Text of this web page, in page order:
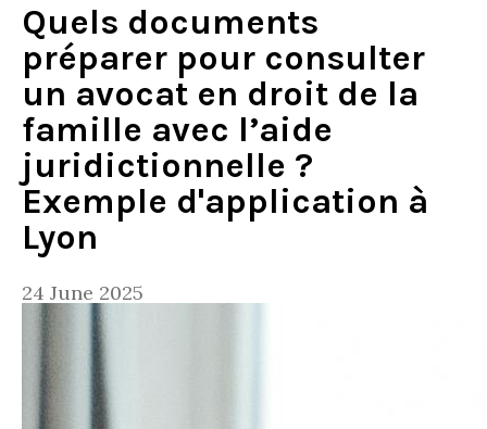
Quels documents
préparer pour consulter
un avocat en droit de la
famille avec l’aide
juridictionnelle ?
Exemple d'application à
Lyon
24 June 2025